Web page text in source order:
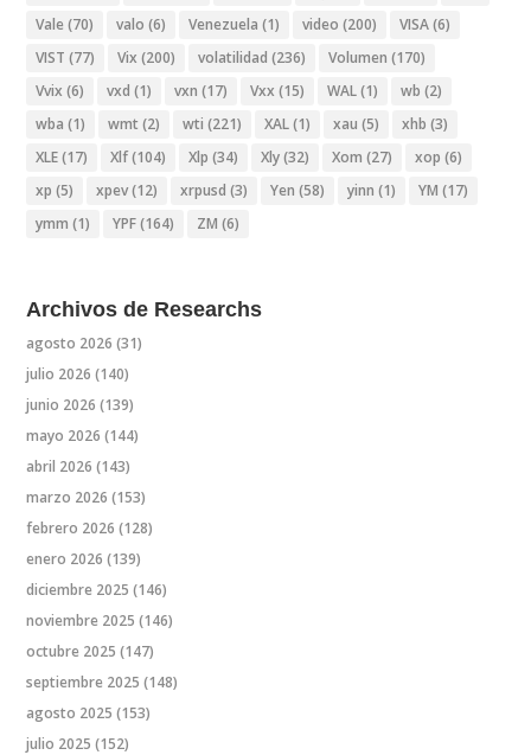
Vale (70) valo (6) Venezuela (1) video (200) VISA(6)
VIST (77) Vix (200) volatilidad (236) Volumen (170)
Vvix (6) vxd (1) vxn (17) Vxx (15) WAL(1) wb (2)
wba (1) wmt (2) wti (221) XAL(1) xau (5) xhb (3)
XLE(17) Xlf(104) Xlp (34) Xly(32) Xom (27) xop (6)
xp (5) xpev(12) xrpusd (3) Yen (58) yinn (1) YM (17)
ymm (1) YPF(164) ZM (6)
Archivos de Researchs
agosto 2026 (31)
julio 2026 (140)
junio 2026 (139)
mayo 2026 (144)
abril 2026 (143)
marzo 2026 (153)
febrero 2026 (128)
enero 2026 (139)
diciembre 2025 (146)
noviembre 2025 (146)
octubre 2025 (147)
septiembre 2025 (148)
agosto 2025 (153)
julio 2025 (152)